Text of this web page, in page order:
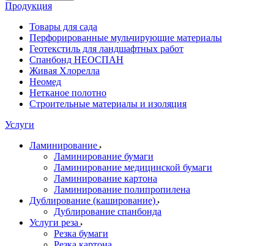
Продукция
Товары для сада
Перфорированные мульчирующие материалы
Геотекстиль для ландшафтных работ
Спанбонд НЕОСПАН
Живая Хлорелла
Нeомед
Нетканое полотно
Строительные материалы и изоляция
Услуги
Ламинирование
Ламинирование бумаги
Ламинирование медицинской бумаги
Ламинирование картона
Ламинирование полипропилена
Дублирование (каширование)
Дублирование спанбонда
Услуги реза
Резка бумаги